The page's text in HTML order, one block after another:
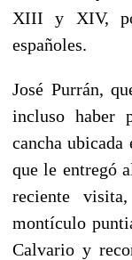
XIII y XIV,
españoles.
José Purrán,
incluso haber
cancha
que le entregó
reciente
montículo
Calvario y